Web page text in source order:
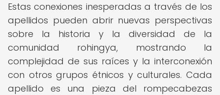
Estas conexiones inesperadas a través de los
apellidos pueden abrir nuevas perspectivas
sobre la historia y la diversidad de la
comunidad rohingya, mostrando la
complejidad de sus raíces y la interconexión
con otros grupos étnicos y culturales. Cada
apellido es una pieza del rompecabezas